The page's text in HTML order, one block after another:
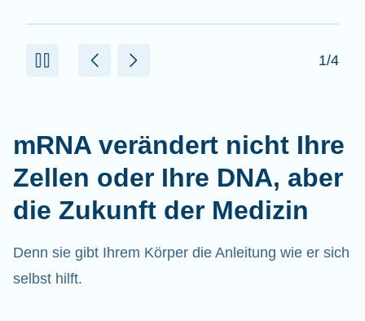
2/4
mRNA verändert nicht Ihre
Zellen oder Ihre DNA, aber
die Zukunft der Medizin
Denn sie gibt Ihrem Körper die Anleitung wie er sich
selbst hilft.